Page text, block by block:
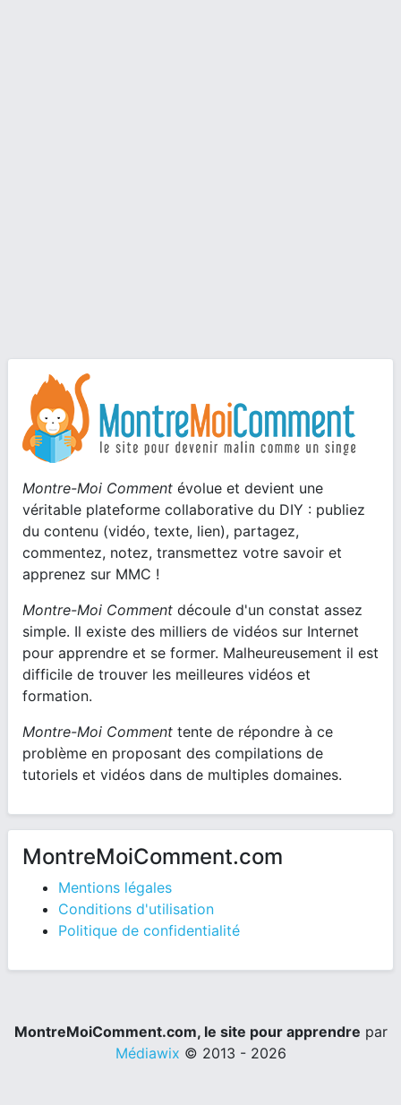
Montre-Moi Comment évolue et devient une
véritable plateforme collaborative du DIY : publiez
du contenu (vidéo, texte, lien), partagez,
commentez, notez, transmettez votre savoir et
apprenez sur MMC !
Montre-Moi Comment découle d'un constat assez
simple. Il existe des milliers de vidéos sur Internet
pour apprendre et se former. Malheureusement il est
difficile de trouver les meilleures vidéos et
formation.
Montre-Moi Comment tente de répondre à ce
problème en proposant des compilations de
tutoriels et vidéos dans de multiples domaines.
MontreMoiComment.com
Mentions légales
Conditions d'utilisation
Politique de confidentialité
MontreMoiComment.com, le site pour apprendre par
Médiawix © 2013 - 2026